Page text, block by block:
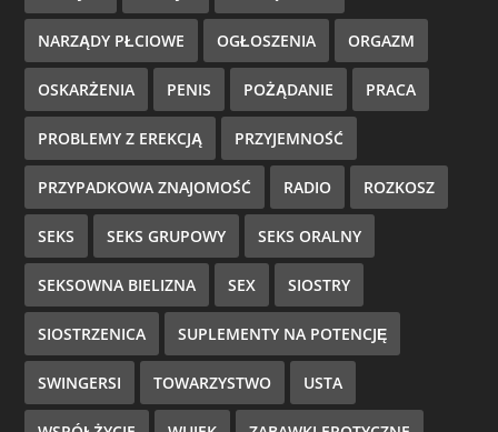
NARZĄDY PŁCIOWE OGŁOSZENIA ORGAZM
OSKARŻENIA PENIS POŻĄDANIE PRACA
PROBLEMY Z EREKCJĄ PRZYJEMNOŚĆ
PRZYPADKOWA ZNAJOMOŚĆ RADIO ROZKOSZ
SEKS SEKS GRUPOWY SEKS ORALNY
SEKSOWNA BIELIZNA SEX SIOSTRY
SIOSTRZENICA SUPLEMENTY NA POTENCJĘ
SWINGERSI TOWARZYSTWO USTA